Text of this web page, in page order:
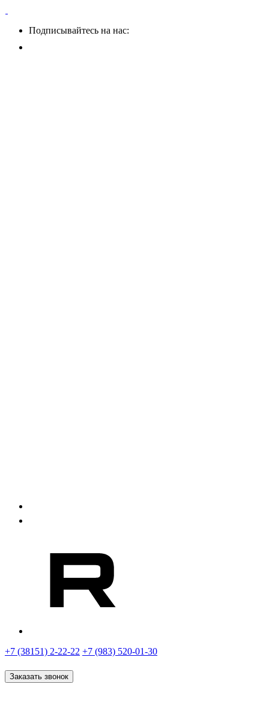
Подписывайтесь на нас:
+7 (38151) 2-22-22 +7 (983) 520-01-30
Заказать звонок